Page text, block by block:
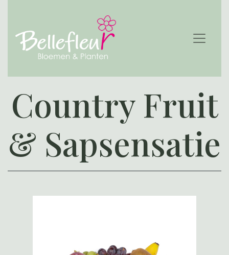
Country Fruit
& Sapsensatie